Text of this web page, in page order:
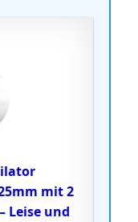
mit 2
Leise und